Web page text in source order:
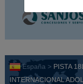
España > PISTA
INTERNACIONAL